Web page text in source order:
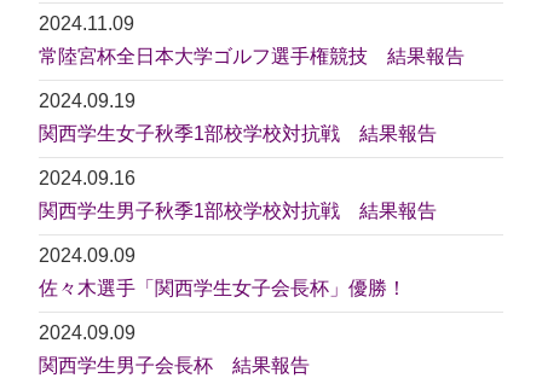
2024.11.09
常陸宮杯全日本大学ゴルフ選手権競技 結果報告
2024.09.19
関西学生女子秋季1部校学校対抗戦 結果報告
2024.09.16
関西学生男子秋季1部校学校対抗戦 結果報告
2024.09.09
佐々木選手「関西学生女子会長杯」優勝！
2024.09.09
関西学生男子会長杯 結果報告